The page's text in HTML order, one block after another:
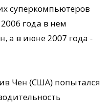
суперкомпьютеров
года в нем
а в июне 2007 года -
Чен (США) попытался